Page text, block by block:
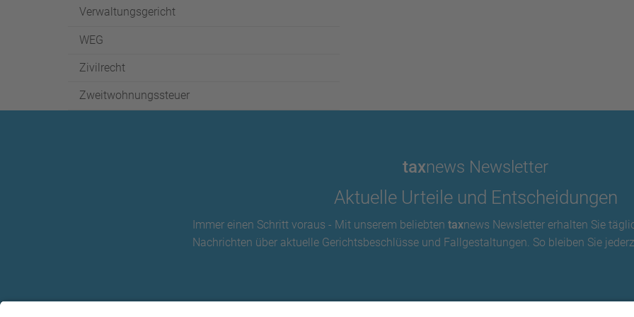
Verwaltungsgericht
WEG
Zivilrecht
Zweitwohnungssteuer
taxnews Newsletter
Aktuelle Urteile und Entscheidungen
Immer einen Schritt voraus - Mit unserem beliebten taxnews Newsletter erhalten Sie
Nachrichten über aktuelle Gerichtsbeschlüsse und Fallgestaltungen. So bleiben Sie